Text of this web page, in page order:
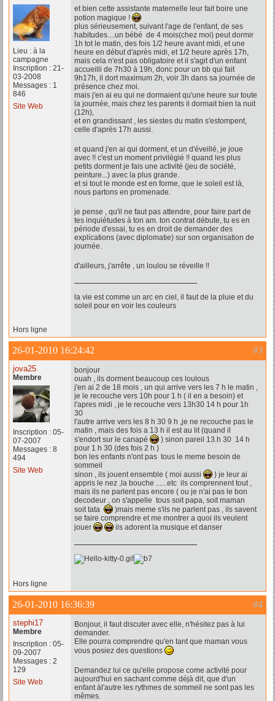
Lieu : à la
campagne
Inscription : 21-
03-2008
Messages : 1
846
Site Web
et bien cette assistante maternelle leur fait boire une
potion magique !
plus sérieusement, suivant l'age de l'enfant, de ses
habitudes....un bébé de 4 mois(chez moi) peut dormir
1h tot le matin, des fois 1/2 heure avant midi, et une
heure en début d'après midi, et 1/2 heure après 17h,
mais cela n'est pas obligatoire et il s'agit d'un enfant
accueilli de 7h30 à 19h, donc pour un bb qui fait
9h17h, il dort maximum 2h, voir 3h dans sa journée de
présence chez moi.
mais j'en ai eu qui ne dormaient qu'une heure sur toute
la journée, mais chez les parents il dormait bien la nuit
(12h),
et en grandissant , les siestes du matin s'estompent,
celle d'après 17h aussi.
et quand j'en ai qui dorment, et un d'éveillé, je joue
avec !! c'est un moment privilégié !! quand les plus
petits dorment je fais une activité (jeu de société,
peinture...) avec la plus grande.
et si tout le monde est en forme, que le soleil est là,
nous partons en promenade.
je pense , qu'il ne faut pas attendre, pour faire part de
tes inquiétudes à ton am. ton contrat débute, tu es en
période d'essai, tu es en droit de demander des
explications (avec diplomatie) sur son organisation de
journée.
d'ailleurs, j'arrête , un loulou se réveille !!
la vie est comme un arc en ciel, il faut de la pluie et du
soleil pour en voir les couleurs
Hors ligne
#3
26-01-2010 16:24:42
jova25
Membre
Inscription : 05-
07-2007
Messages : 8
494
Site Web
bonjour
ouah , ils dorment beaucoup ces loulous
j'en ai 2 de 18 mois , un qui arrive vers les 7 h le matin ,
je le recouche vers 10h pour 1 h ( il en a besoin) et
l'apres midi , je le recouche vers 13h30 14 h pour 1h
30
l'autre arrive vers les 8 h 30 9 h ,je ne recouche pas le
matin , mais des fois a 13 h il est au lit (quand il
s'endort sur le canapé
) sinon pareil 13.h 30 14 h
pour 1 h 30 (des fois 2 h )
bon les enfants n'ont pas tous le meme besoin de
sommeil
sinon , ils jouent ensemble ( moi aussi
) je leur ai
appris le nez ,la bouche ......etc ils comprennent tout ,
mais ils ne parlent pas encore ( ou je n'ai pas le bon
decodeur , on s'appelle tous soit papa, soit maman
soit tata
)mais meme s'ils ne parlent pas , ils savent
se faire comprendre et me montrer a quoi ils veulent
jouer
ils adorent la musique et danser
Hors ligne
#4
26-01-2010 16:36:39
stephi17
Membre
Inscription : 05-
09-2007
Messages : 2
129
Site Web
Bonjour, il faut discuter avec elle, n'hésitez pas à lui
demander.
Elle pourra comprendre qu'en tant que maman vous
vous posiez des questions
Demandez lui ce qu'elle propose come activité pour
aujourd'hui en sachant comme déjà dit, que d'un
enfant àl'autre les rythmes de sommeil ne sont pas les
mêmes.